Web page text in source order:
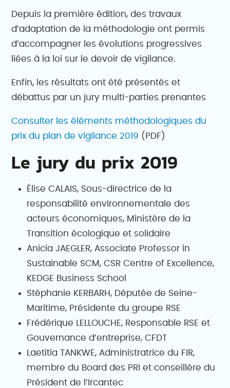
Depuis la première édition, des travaux
d’adaptation de la méthodologie ont permis
d’accompagner les évolutions progressives
liées à la loi sur le devoir de vigilance.
Enfin, les résultats ont été présentés et
débattus par un jury multi-parties prenantes
Consulter les éléments méthodologiques du
prix du plan de vigilance 2019 (PDF)
Le jury du prix 2019
Élise CALAIS, Sous-directrice de la
responsabilité environnementale des
acteurs économiques, Ministère de la
Transition écologique et solidaire
Anicia JAEGLER, Associate Professor in
Sustainable SCM, CSR Centre of Excellence,
KEDGE Business School
Stéphanie KERBARH, Députée de Seine-
Maritime, Présidente du groupe RSE
Frédérique LELLOUCHE, Responsable RSE et
Gouvernance d’entreprise, CFDT
Laetitia TANKWE, Administratrice du FIR,
membre du Board des PRI et conseillère du
Président de l’Ircantec